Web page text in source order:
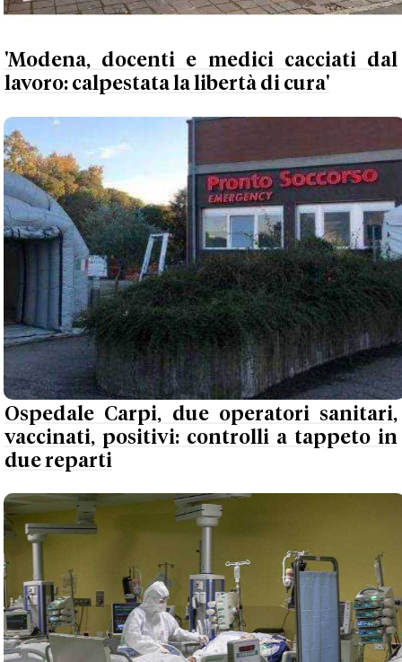
'Modena, docenti e medici cacciati dal
lavoro: calpestata la libertà di cura'
Ospedale Carpi, due operatori sanitari,
vaccinati, positivi: controlli a tappeto in
due reparti